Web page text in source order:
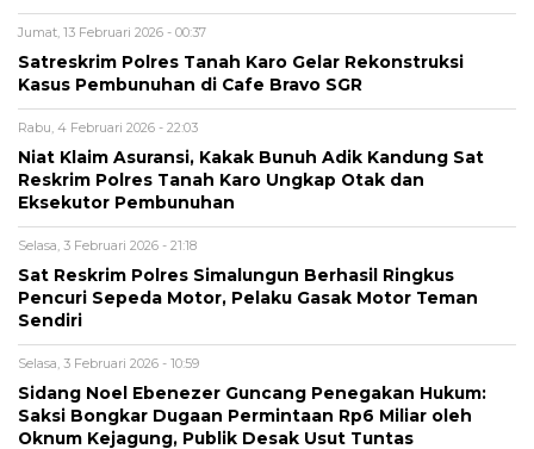
Jumat, 13 Februari 2026 - 00:37
Satreskrim Polres Tanah Karo Gelar Rekonstruksi
Kasus Pembunuhan di Cafe Bravo SGR
Rabu, 4 Februari 2026 - 22:03
Niat Klaim Asuransi, Kakak Bunuh Adik Kandung Sat
Reskrim Polres Tanah Karo Ungkap Otak dan
Eksekutor Pembunuhan
Selasa, 3 Februari 2026 - 21:18
Sat Reskrim Polres Simalungun Berhasil Ringkus
Pencuri Sepeda Motor, Pelaku Gasak Motor Teman
Sendiri
Selasa, 3 Februari 2026 - 10:59
Sidang Noel Ebenezer Guncang Penegakan Hukum:
Saksi Bongkar Dugaan Permintaan Rp6 Miliar oleh
Oknum Kejagung, Publik Desak Usut Tuntas